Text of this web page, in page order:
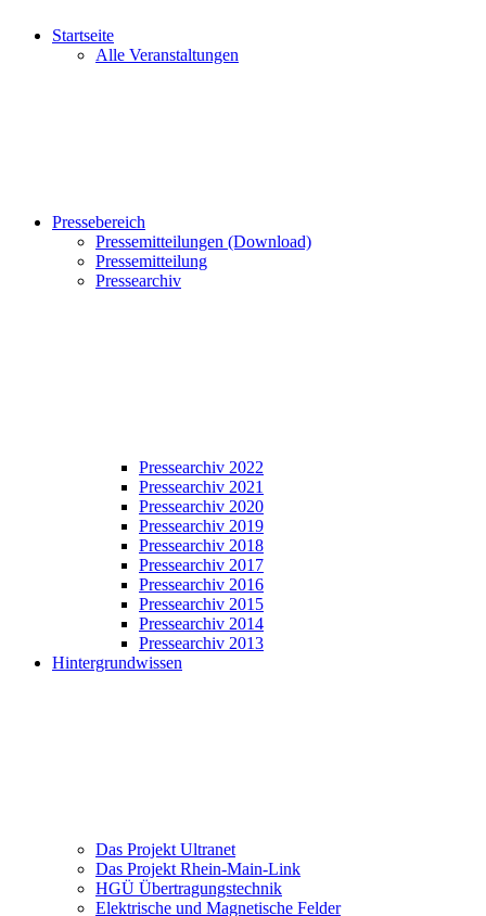
Startseite
Alle Veranstaltungen
Pressebereich
Pressemitteilungen (Download)
Pressemitteilung
Pressearchiv
Pressearchiv 2022
Pressearchiv 2021
Pressearchiv 2020
Pressearchiv 2019
Pressearchiv 2018
Pressearchiv 2017
Pressearchiv 2016
Pressearchiv 2015
Pressearchiv 2014
Pressearchiv 2013
Hintergrundwissen
Das Projekt Ultranet
Das Projekt Rhein-Main-Link
HGÜ Übertragungstechnik
Elektrische und Magnetische Felder